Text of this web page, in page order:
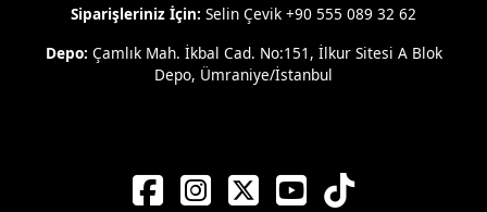
Siparişleriniz İçin: Selin Çevik +90 555 089 32 62
Depo: Çamlık Mah. İkbal Cad. No:151, İlkur Sitesi A Blok
Depo, Ümraniye/İstanbul